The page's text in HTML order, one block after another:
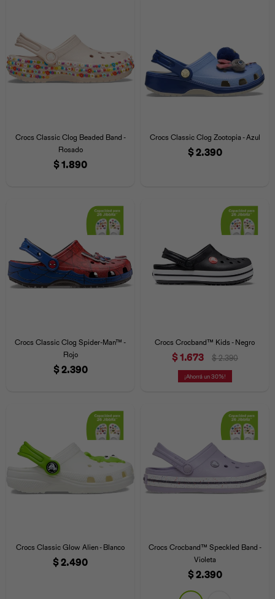
Crocs Classic Clog Beaded Band -
Rosado
$1.890
Crocs Classic Clog Zootopia - Azul
$2.390
Crocs Classic Clog Spider-Man™ -
Rojo
$2.390
Crocs Crocband™ Kids - Negro
$1.673 $ 2.390
30
Crocs Classic Glow Alien - Blanco
$2.490
Crocs Crocband™ Speckled Band -
Violeta
$2.390